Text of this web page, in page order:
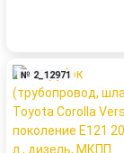
№ 2_12971